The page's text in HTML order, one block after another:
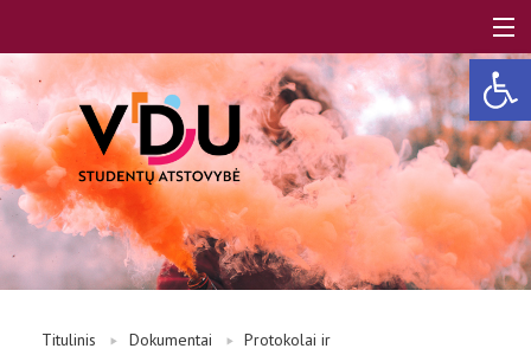
LT
Titulinis Dokumentai
Protokolai ir